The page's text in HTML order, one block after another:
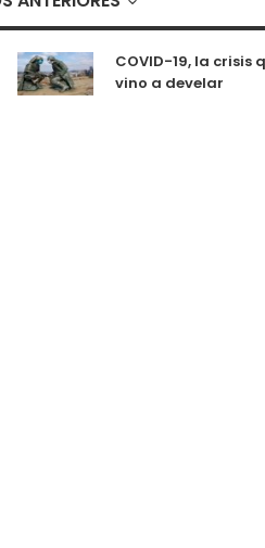
COVID-19, la crisis que
vino a develar